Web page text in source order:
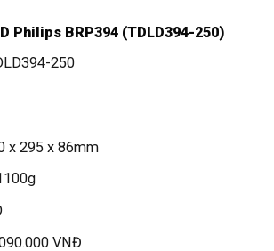
Philips BRP394 (TDLD394-250)
250
x 295 x 86mm
VNĐ